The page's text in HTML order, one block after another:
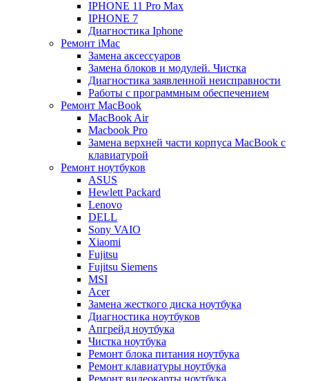
IPHONE 11 Pro Max
IPHONE 7
Диагностика Iphone
Ремонт iMac
Замена аксессуаров
Замена блоков и модулей. Чистка
Диагностика заявленной неисправности
Работы с программным обеспечением
Ремонт MacBook
MacBook Air
Macbook Pro
Замена верхней части корпуса MacBook с
клавиатурой
Ремонт ноутбуков
ASUS
Hewlett Packard
Lenovo
DELL
Sony VAIO
Xiaomi
Fujitsu
Fujitsu Siemens
MSI
Acer
Замена жесткого диска ноутбука
Диагностика ноутбуков
Апгрейд ноутбука
Чистка ноутбука
Ремонт блока питания ноутбука
Ремонт клавиатуры ноутбука
Ремонт видеокарты ноутбука